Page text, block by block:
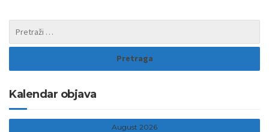
Kalendar objava
August 2026